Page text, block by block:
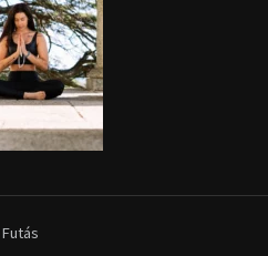
Futás